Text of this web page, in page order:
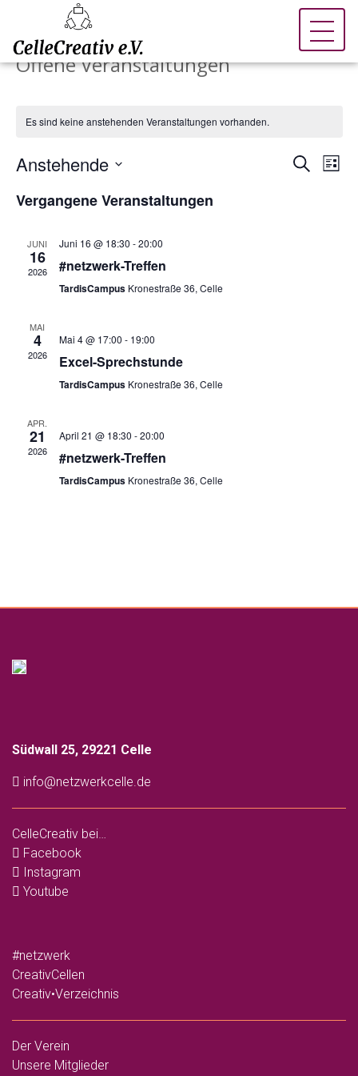
Offene Veranstaltungen
Es sind keine anstehenden Veranstaltungen vorhanden.
SucheListe
Anstehende
wählen.
Vergangene Veranstaltungen
JUNI
16
2026
Juni 16 @ 18:30 -20:00
#netzwerk-Treffen
TardisCampus Kronestraße 36, Celle
MAI
4
2026
Mai 4 @ 17:00 - 19:00
Excel-Sprechstunde
TardisCampus Kronestraße 36, Celle
APR.
21
2026
April 21 @ 18:30 -20:00
#netzwerk-Treffen
TardisCampus Kronestraße 36, Celle
Südwall 25, 29221 Celle
info@netzwerkcelle.de
CelleCreativ bei…
Facebook
Instagram
Youtube
#netzwerk
CreativCellen
Creativ•Verzeichnis
Der Verein
Unsere Mitglieder